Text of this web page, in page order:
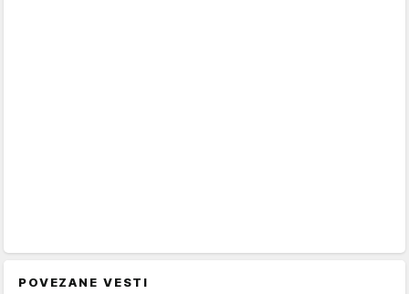
POVEZANE VESTI